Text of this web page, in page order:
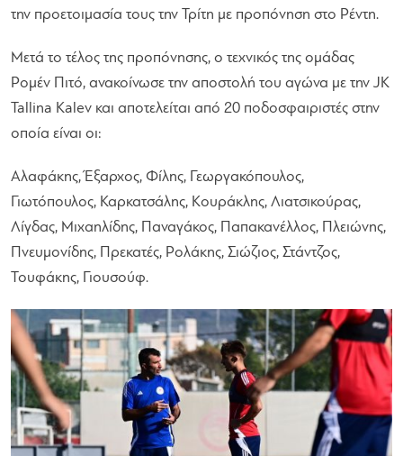
την προετοιμασία τους την Τρίτη με προπόνηση στο Ρέντη.
Μετά το τέλος της προπόνησης, ο τεχνικός της ομάδας
Ρομέν Πιτό, ανακοίνωσε την αποστολή του αγώνα με την JK
Tallina Kalev και αποτελείται από 20 ποδοσφαιριστές στην
οποία είναι οι:
Αλαφάκης, Έξαρχος, Φίλης, Γεωργακόπουλος,
Γιωτόπουλος, Καρκατσάλης, Κουράκλης, Λιατσικούρας,
Λίγδας, Μιχαηλίδης, Παναγάκος, Παπακανέλλος, Πλειώνης,
Πνευμονίδης, Πρεκατές, Ρολάκης, Σιώζιος, Στάντζος,
Τουφάκης, Γιουσούφ.